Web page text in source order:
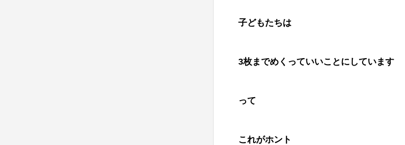
子どもたちは
3枚までめくっていいことにしています
って
これがホント